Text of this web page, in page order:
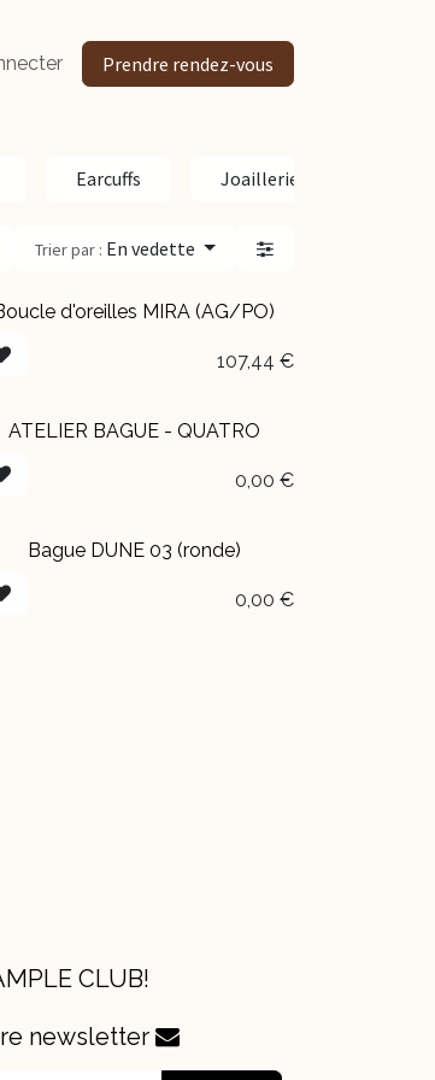
Prendre rendez-vous
Earcuffs Joaillerie
Trier par : En vedette
d'oreilles MIRA (AG/PO)
107,44 €
ATELIER BAGUE - QUATRO
0,00 €
EN BOUTIQUE
Bague DUNE 03 (ronde)
0,00 €
CLUB!
newsletter